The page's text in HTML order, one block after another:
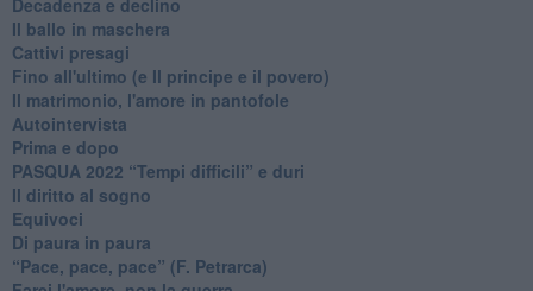
Il ballo in maschera
Cattivi presagi
Fino all'ultimo (e Il principe e il povero)
Il matrimonio, l'amore in pantofole
Autointervista
Prima e dopo
​PASQUA 2022 “Tempi difficili” e duri
Il diritto al sogno
Equivoci
Di paura in paura
​“Pace, pace, pace” (F. Petrarca)